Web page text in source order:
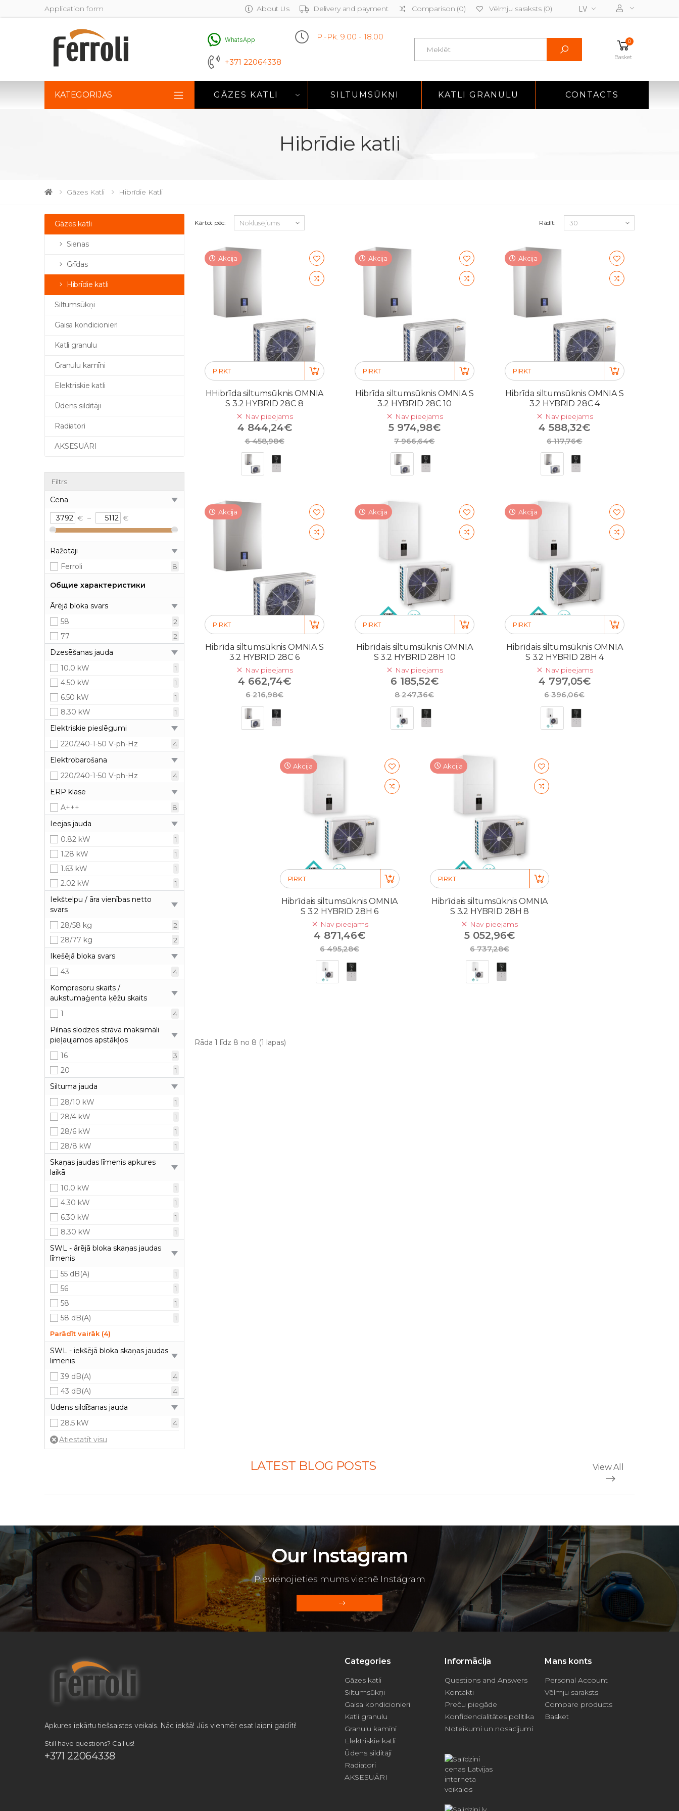
Application form About Us Delivery and payment Comparison (0) Vēlmju saraksts (0) LV
WhatsApp
+371 22064338
P.-Pk. 9.00 - 18.00 Search 0
Basket
KATEGORIJAS GĀZES KATLI SILTUMSŪKŅI KATLI GRANULU CONTACTS
Hibrīdie katli
Gāzes Katli Hibrīdie Katli
Gāzes katli
Sienas
Grīdas
Hibrīdie katli
Siltumsūkņi
Gaisa kondicionieri
Katli granulu
Granulu kamīni
Elektriskie katli
Ūdens silditāji
Radiatori
AKSESUĀRI
Filtrs
Cena
€ – €
Ražotāji
Ferroli
8
Общие характеристики
Ārējā bloka svars
58
2
77
2
Dzesēšanas jauda
10.0 kW
1
4.50 kW
1
6.50 kW
1
8.30 kW
1
Elektriskie pieslēgumi
220/240-1-50 V-ph-Hz
4
Elektrobarošana
220/240-1-50 V-ph-Hz
4
ERP klase
A+++
8
Ieejas jauda
0.82 kW
1
1.28 kW
1
1.63 kW
1
2.02 kW
1
Iekštelpu / āra vienības netto
svars
28/58 kg
2
28/77 kg
2
Ikešējā bloka svars
43
4
Kompresoru skaits /
aukstumaģenta ķēžu skaits
1
4
Pilnas slodzes strāva maksimāli
pieļaujamos apstākļos
16
3
20
1
Siltuma jauda
28/10 kW
1
28/4 kW
1
28/6 kW
1
28/8 kW
1
Skaņas jaudas līmenis apkures
laikā
10.0 kW
1
4.30 kW
1
6.30 kW
1
8.30 kW
1
SWL - ārējā bloka skaņas jaudas
līmenis
55 dB(A)
1
56
1
58
1
58 dB(A)
1
59
59 dB(A)
60
60 dB(A)
1
Parādīt vairāk (4)
SWL - iekšējā bloka skaņas jaudas
līmenis
39 dB(A)
4
43 dB(A)
4
Ūdens sildīšanas jauda
28.5 kW
4
Kārtot pēc: Rādīt:
Akcija
PIRKT
HHibrīda siltumsūknis OMNIA
S 3.2 HYBRID 28C 8
Nav pieejams
4 844,24€
6 458,98€
Akcija
PIRKT
Hibrīda siltumsūknis OMNIA S
3.2 HYBRID 28C 10
Nav pieejams
5 974,98€
7 966,64€
Akcija
PIRKT
Hibrīda siltumsūknis OMNIA S
3.2 HYBRID 28C 4
Nav pieejams
4 588,32€
6 117,76€
Akcija
PIRKT
Hibrīda siltumsūknis OMNIA S
3.2 HYBRID 28C 6
Nav pieejams
4 662,74€
6 216,98€
Akcija
PIRKT
Hibrīdais siltumsūknis OMNIA
S 3.2 HYBRID 28H 10
Nav pieejams
6 185,52€
8 247,36€
Akcija
PIRKT
Hibrīdais siltumsūknis OMNIA
S 3.2 HYBRID 28H 4
Nav pieejams
4 797,05€
6 396,06€
Akcija
PIRKT
Hibrīdais siltumsūknis OMNIA
S 3.2 HYBRID 28H 6
Nav pieejams
4 871,46€
6 495,28€
Akcija
PIRKT
Hibrīdais siltumsūknis OMNIA
S 3.2 HYBRID 28H 8
Nav pieejams
5 052,96€
6 737,28€
Rāda 1 līdz 8 no 8 (1 lapas)
LATEST BLOG POSTS View All
Our Instagram
Pievienojieties mums vietnē Instagram
Apkures iekārtu tiešsaistes veikals. Nāc iekšā! Jūs vienmēr esat laipni gaidīti!
Still have questions? Call us!
+371 22064338
Categories
Gāzes katli
Siltumsūkņi
Gaisa kondicionieri
Katli granulu
Granulu kamīni
Elektriskie katli
Ūdens silditāji
Radiatori
AKSESUĀRI
Informācija
Questions and Answers
Kontakti
Preču piegāde
Konfidencialitātes politika
Noteikumi un nosacījumi
Mans konts
Personal Account
Vēlmju saraksts
Compare products
Basket